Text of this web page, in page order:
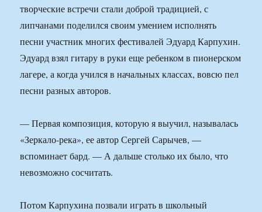
творческие встречи стали доброй традицией, с
липчанами поделился своим умением исполнять
песни участник многих фестивалей Эдуард Карпухин.
Эдуард взял гитару в руки еще ребенком в пионерском
лагере, а когда учился в начальных классах, вовсю пел
песни разных авторов.
— Первая композиция, которую я выучил, называлась
«Зеркало-река», ее автор Сергей Сарычев, —
вспоминает бард. — А дальше столько их было, что
невозможно сосчитать.
Потом Карпухина позвали играть в школьный